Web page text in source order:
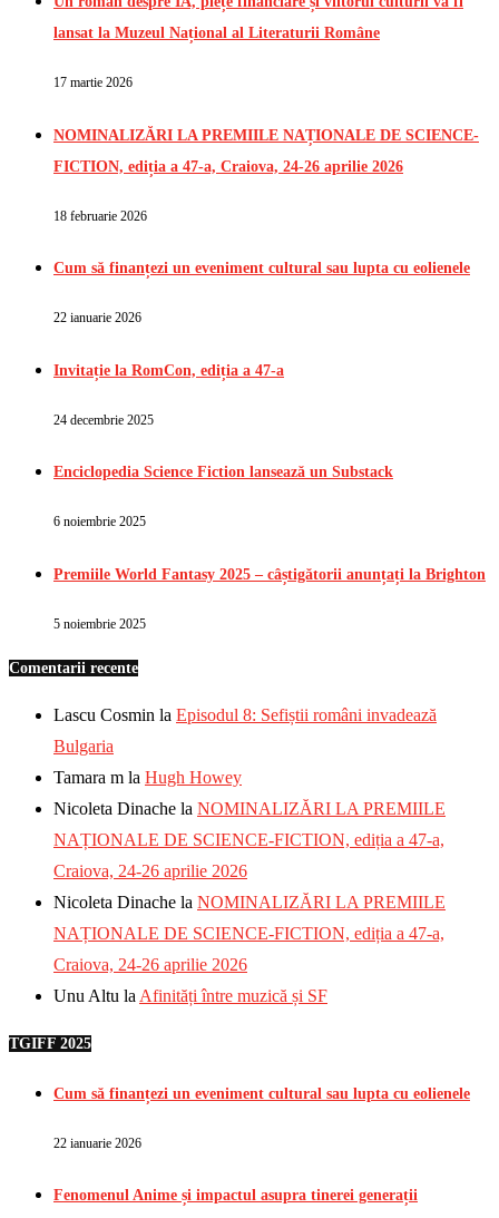
lansat la Muzeul Național al Literaturii Române
17 martie 2026
NOMINALIZĂRI LA PREMIILE NAȚIONALE DE SCIENCE-
FICTION, ediția a 47-a, Craiova, 24-26 aprilie 2026
18 februarie 2026
Cum să finanțezi un eveniment cultural sau lupta cu eolienele
22 ianuarie 2026
Invitație la RomCon, ediția a 47-a
24 decembrie 2025
Enciclopedia Science Fiction lansează un Substack
6 noiembrie 2025
Premiile World Fantasy 2025 – câștigătorii anunțați la Brighton
5 noiembrie 2025
Comentarii recente
Lascu Cosmin la Episodul 8: Sefiștii români invadează
Bulgaria
Tamara m la Hugh Howey
Nicoleta Dinache la NOMINALIZĂRI LA PREMIILE
NAȚIONALE DE SCIENCE-FICTION, ediția a 47-a,
Craiova, 24-26 aprilie 2026
Nicoleta Dinache la NOMINALIZĂRI LA PREMIILE
NAȚIONALE DE SCIENCE-FICTION, ediția a 47-a,
Craiova, 24-26 aprilie 2026
Unu Altu la Afinități între muzică și SF
TGIFF 2025
Cum să finanțezi un eveniment cultural sau lupta cu eolienele
22 ianuarie 2026
Fenomenul Anime și impactul asupra tinerei generații